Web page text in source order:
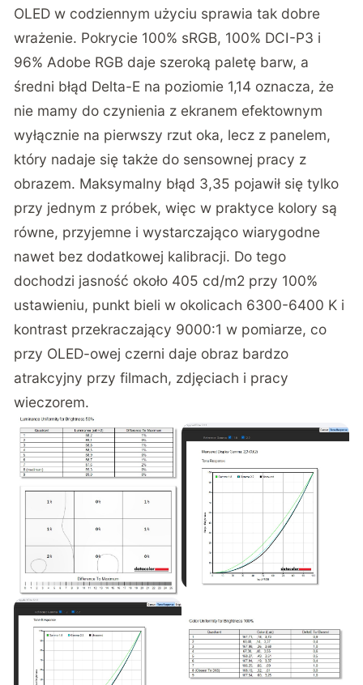
OLED w codziennym użyciu sprawia tak dobre
wrażenie. Pokrycie 100% sRGB, 100% DCI-P3 i
96% Adobe RGB daje szeroką paletę barw, a
średni błąd Delta-E na poziomie 1,14 oznacza, że
nie mamy do czynienia z ekranem efektownym
wyłącznie na pierwszy rzut oka, lecz z panelem,
który nadaje się także do sensownej pracy z
obrazem. Maksymalny błąd 3,35 pojawił się tylko
przy jednym z próbek, więc w praktyce kolory są
równe, przyjemne i wystarczająco wiarygodne
nawet bez dodatkowej kalibracji. Do tego
dochodzi jasność około 405 cd/m2 przy 100%
ustawieniu, punkt bieli w okolicach 6300-6400 K i
kontrast przekraczający 9000:1 w pomiarze, co
przy OLED-owej czerni daje obraz bardzo
atrakcyjny przy filmach, zdjęciach i pracy
wieczorem.